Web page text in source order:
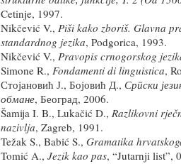
Cetinje, 1997.
Nikčević V., Piši kako zboriš. Glavna
standardnog jezika, Podgorica, 1993.
Nikčević V., Pravopis crnogorskog
Simone R., Fondamenti di linguistica,
Стојановић Ј., Бојовић Д., Српски
обмане, Београд, 2006.
Šamija I. B., Lukačić D., Razlikovni
nazivlja, Zagreb, 1991.
Težak S., Babić S., Gramatika
Tomić A., Jezik kao pas, “Jutarnji list”,